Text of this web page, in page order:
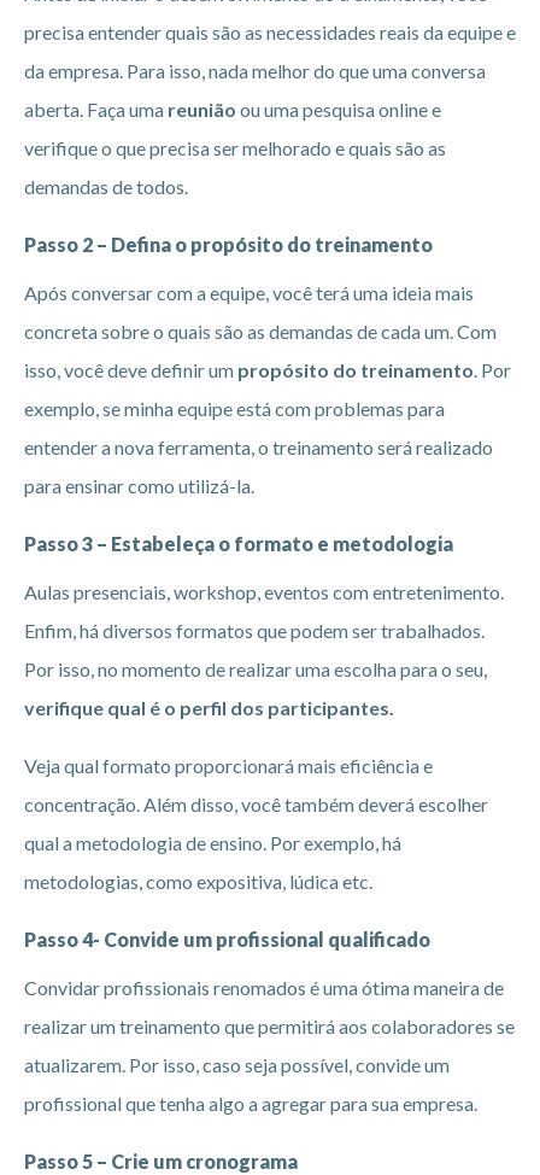
precisa entender quais são as necessidades reais da equipe e
da empresa. Para isso, nada melhor do que uma conversa
aberta. Faça uma reunião ou uma pesquisa online e
verifique o que precisa ser melhorado e quais são as
demandas de todos.
Passo 2 – Defina o propósito do treinamento
Após conversar com a equipe, você terá uma ideia mais
concreta sobre o quais são as demandas de cada um. Com
isso, você deve definir um propósito do treinamento. Por
exemplo, se minha equipe está com problemas para
entender a nova ferramenta, o treinamento será realizado
para ensinar como utilizá-la.
Passo 3 – Estabeleça o formato e metodologia
Aulas presenciais, workshop, eventos com entretenimento.
Enfim, há diversos formatos que podem ser trabalhados.
Por isso, no momento de realizar uma escolha para o seu,
verifique qual é o perfil dos participantes.
Veja qual formato proporcionará mais eficiência e
concentração. Além disso, você também deverá escolher
qual a metodologia de ensino. Por exemplo, há
metodologias, como expositiva, lúdica etc.
Passo 4- Convide um profissional qualificado
Convidar profissionais renomados é uma ótima maneira de
realizar um treinamento que permitirá aos colaboradores se
atualizarem. Por isso, caso seja possível, convide um
profissional que tenha algo a agregar para sua empresa.
Passo 5 – Crie um cronograma